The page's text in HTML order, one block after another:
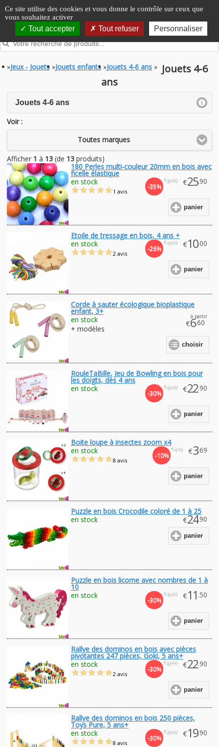
Panneau de gestion des cookies
Ce site utilise des cookies et vous donne le contrôle sur ceux que
vous souhaitez activer
Tout accepter Tout refuser Personnaliser
»Jeux - Jouets »Jouets enfants »Jouets 4-6 ans » Jouets 4-6
ans
Jouets 4-6 ans
Voir :
Toutes marques
Afficher 1 à 13 (de 13 produits)
180 Perles multi-couleur 20mm en bois avec
ficelle élastique
-35%
€39.90 €25.90
en stock
panier
1 avis
Etoile de tressage en bois, 4 ans +
-26%
€13.50 €10.00
en stock
panier
2 avis
Corde à sauter écologique bioplastique
enfant, 3+
à partir
€6.60
en stock
+ modèles
choisir
RouleTaBille, Jeu de Bowling en bois pour
les doigts, dès 4 ans
-30%
€32.90 €22.90
en stock
panier
Boite loupe à insectes zoom x4
-10%
€4.10 €3.69
en stock
panier
8 avis
Puzzle en bois Crocodile coloré de 1 à 25
€24.90
en stock
panier
Puzzle en bois licorne avec nombres de 1 à
10
-30%
€16.50 €11 .50
en stock
panier
Rallye des dominos en bois avec pièces
pivotantes 247 pièces, Goki, 5 ans+
-30%
€32.90 €22.90
en stock
panier
2 avis
Rallye des dominos en bois 250 pièces,
Toys Pure, 5 ans+
-30%
€28.50 €19.90
en stock
8 avis